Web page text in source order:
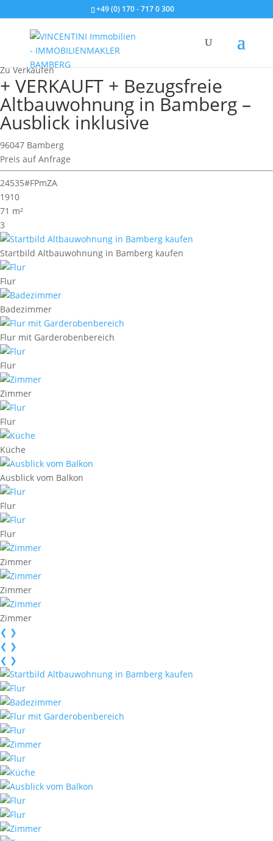
+49 (0) 170 - 717 0 300
Wohnimmobilie > Etagenwohnung
Zu Verkaufen
+ VERKAUFT + Bezugsfreie
Altbauwohnung in Bamberg –
Ausblick inklusive
96047 Bamberg
Preis auf Anfrage
24535#FPmZA
1910
71 m²
3
Startbild Altbauwohnung in Bamberg kaufen
Flur
Badezimmer
Flur mit Garderobenbereich
Flur
Zimmer
Flur
Küche
Ausblick vom Balkon
Flur
Flur
Zimmer
Zimmer
Zimmer
❮ ❯
❮ ❯
❮ ❯